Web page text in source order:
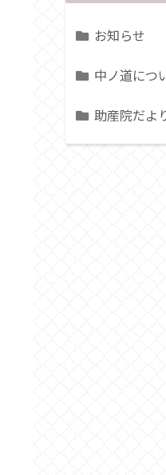
お知らせ
中ノ道につ
助産院だよ